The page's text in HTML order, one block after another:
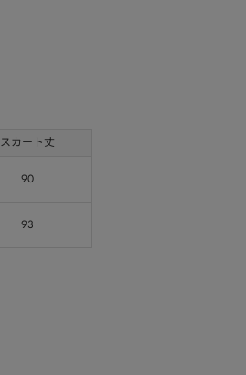
スカート丈
90
93